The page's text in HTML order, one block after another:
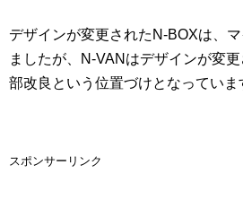
デザインが変更されたN-BOXは、
ましたが、N-VANはデザインが変
部改良という位置づけとなっていま
スポンサーリンク